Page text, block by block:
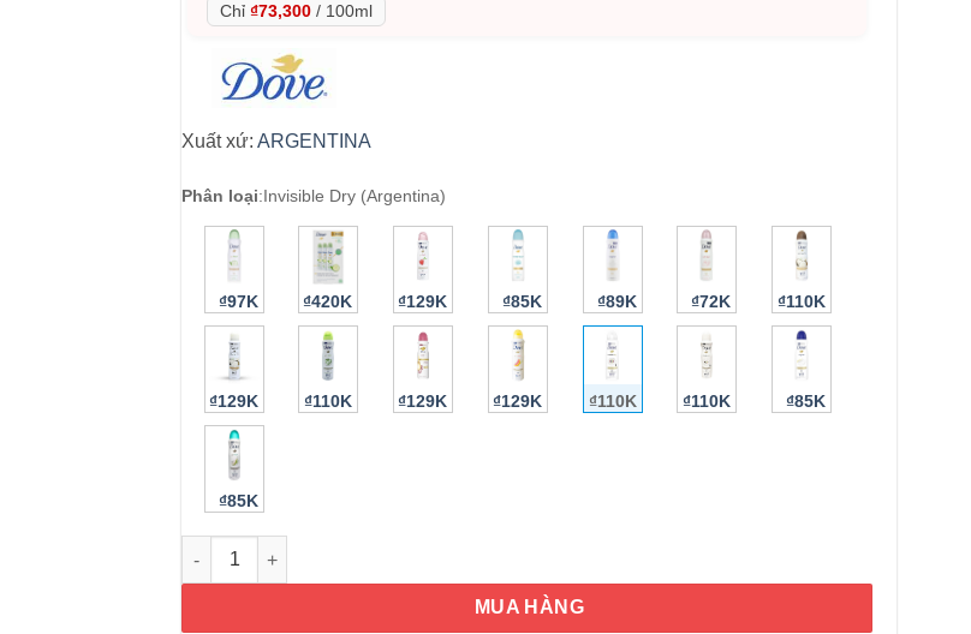
Chỉ ₫73,300 / 100ml
Xuất xứ: ARGENTINA
Phân loại:Invisible Dry (Argentina)
₫97K ₫420K ₫129K ₫85K ₫89K ₫72K ₫110K
₫129K ₫110K ₫129K ₫129K ₫110K ₫110K ₫85K
₫85K
Xịt khử mùi mồ hôi Dove Invisible Dry 48H Crema Humectante 150ml số lượng
MUA HÀNG